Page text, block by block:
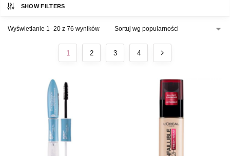
SHOW FILTERS
Wyświetlanie 1–20 z 76 wyników
1 2 3 4